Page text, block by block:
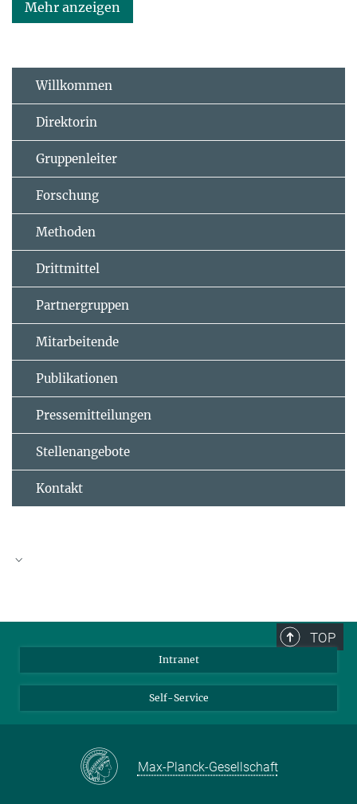
Mehr anzeigen
Willkommen
Direktorin
Gruppenleiter
Forschung
Methoden
Drittmittel
Partnergruppen
Mitarbeitende
Publikationen
Pressemitteilungen
Stellenangebote
Kontakt
TOP
Intranet
Self-Service
Max-Planck-Gesellschaft